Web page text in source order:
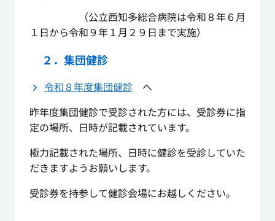
（公立西知多総合病院は令和８年６月
１日から令和９年１月２９日まで実施）
２．集団健診
令和８年度集団健診へ
昨年度集団健診で受診された方には、受診券に指
定の場所、日時が記載されています。
極力記載された場所、日時に健診を受診していた
だきますようお願いします。
受診券を持参して健診会場にお越しください。